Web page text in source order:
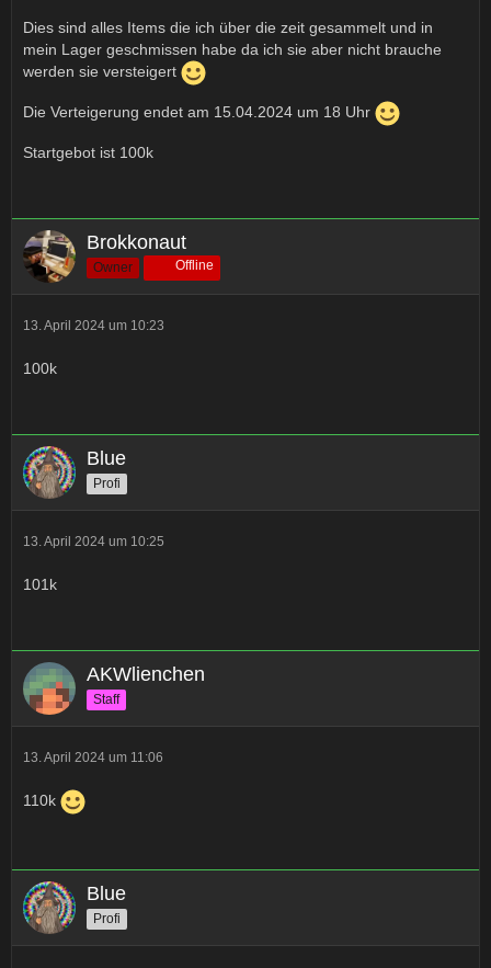
Dies sind alles Items die ich über die zeit gesammelt und in
mein Lager geschmissen habe da ich sie aber nicht brauche
werden sie versteigert
Die Verteigerung endet am 15.04.2024 um 18 Uhr
Startgebot ist 100k
Brokkonaut
Owner Offline
13. April 2024 um 10:23
100k
Blue
Profi
13. April 2024 um 10:25
101k
AKWlienchen
Staff
13. April 2024 um 11:06
110k
Blue
Profi